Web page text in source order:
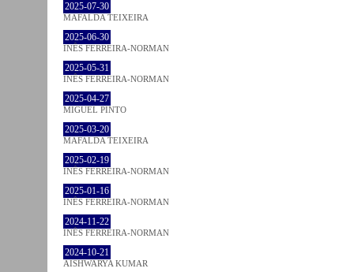
2025-07-30
MAFALDA TEIXEIRA
2025-06-30
INÊS FERREIRA-NORMAN
2025-05-31
INÊS FERREIRA-NORMAN
2025-04-27
MIGUEL PINTO
2025-03-20
MAFALDA TEIXEIRA
2025-02-19
INÊS FERREIRA-NORMAN
2025-01-16
INÊS FERREIRA-NORMAN
2024-11-22
INÊS FERREIRA-NORMAN
2024-10-21
AISHWARYA KUMAR